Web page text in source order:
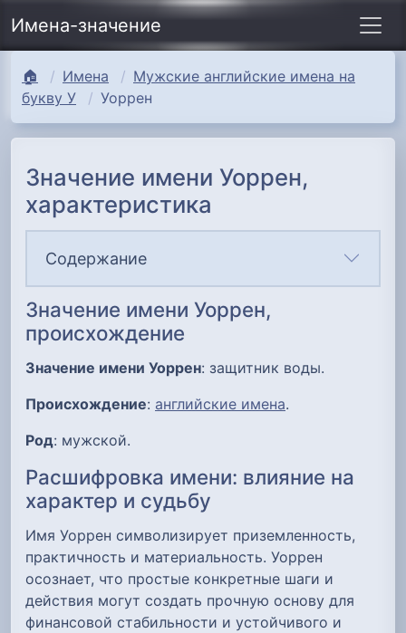
Имена-значение
🏠 Имена
Мужские английские имена на
букву У
Уоррен
Значение имени Уоррен,
характеристика
Содержание
Значение имени Уоррен,
происхождение
Значение имени Уоррен: защитник воды.
Происхождение: английские имена.
Род: мужской.
Расшифровка имени: влияние на
характер и судьбу
Имя Уоррен символизирует приземленность,
практичность и материальность. Уоррен
осознает, что простые конкретные шаги и
действия могут создать прочную основу для
финансовой стабильности и устойчивого и